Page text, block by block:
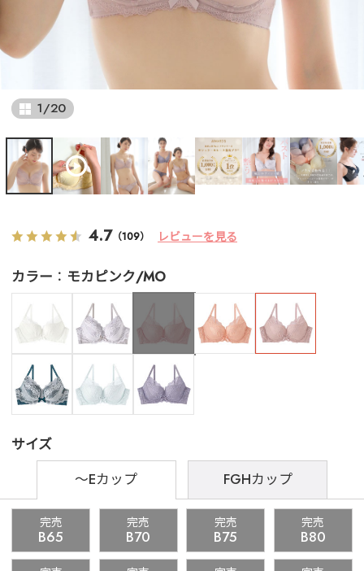
1/20
4.7 （109） レビューを見る
カラー モカピンク/MO
サイズ
～Eカップ
FGHカップ
完売
B65
完売
B70
完売
B75
完売
B80